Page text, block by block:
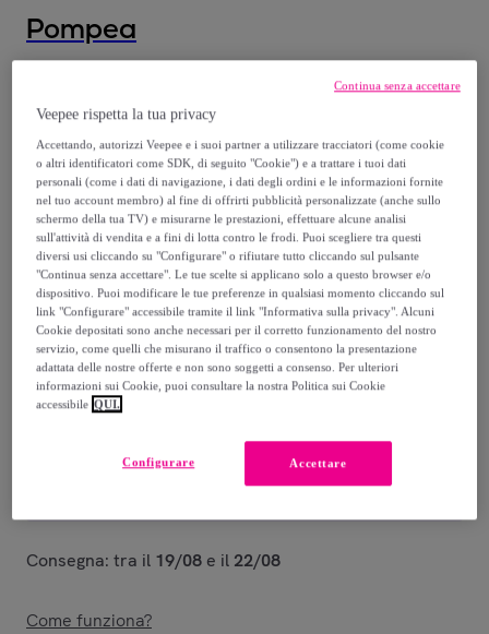
Pompea
19, 98 €
39,95 €
-49%
Guida alle taglie
Venduto daPOMPEA
Consegna
Consegna da4,45 €
Consegna: tra il 19/08 e il 22/08
Come funziona?
Veepee rispetta la tua privacy
Accettando, autorizzi Veepee e i suoi partner a utilizzare tracciatori (come cookie
o altri identificatori come SDK, di seguito "Cookie") e a trattare i tuoi dati
personali (come i dati di navigazione, i dati degli ordini e le informazioni fornite
nel tuo account membro) al fine di offrirti pubblicità personalizzate (anche sullo
schermo della tua TV) e misurarne le prestazioni, effettuare alcune analisi
sull'attività di vendita e a fini di lotta contro le frodi. Puoi scegliere tra questi
diversi usi cliccando su "Configurare" o rifiutare tutto cliccando sul pulsante
"Continua senza accettare". Le tue scelte si applicano solo a questo browser e/o
dispositivo. Puoi modificare le tue preferenze in qualsiasi momento cliccando sul
link "Configurare" accessibile tramite il link "Informativa sulla privacy". Alcuni
Cookie depositati sono anche necessari per il corretto funzionamento del nostro
servizio, come quelli che misurano il traffico o consentono la presentazione
adattata delle nostre offerte e non sono soggetti a consenso. Per ulteriori
informazioni sui Cookie, puoi consultare la nostra Politica sui Cookie
accessibile QUI.
Accettare
Configurare
Continua senza accettare